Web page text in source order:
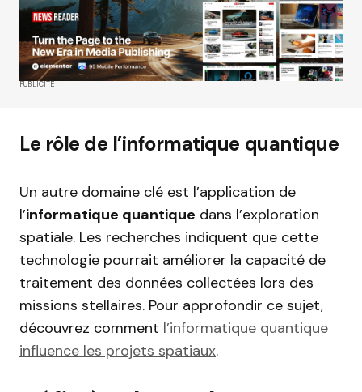
PUBLICITÉ
Le rôle de l’informatique quantique
Un autre domaine clé est l’application de
l’informatique quantique dans l’exploration
spatiale. Les recherches indiquent que cette
technologie pourrait améliorer la capacité de
traitement des données collectées lors des
missions stellaires. Pour approfondir ce sujet,
découvrez comment l’informatique quantique
influence les projets spatiaux.